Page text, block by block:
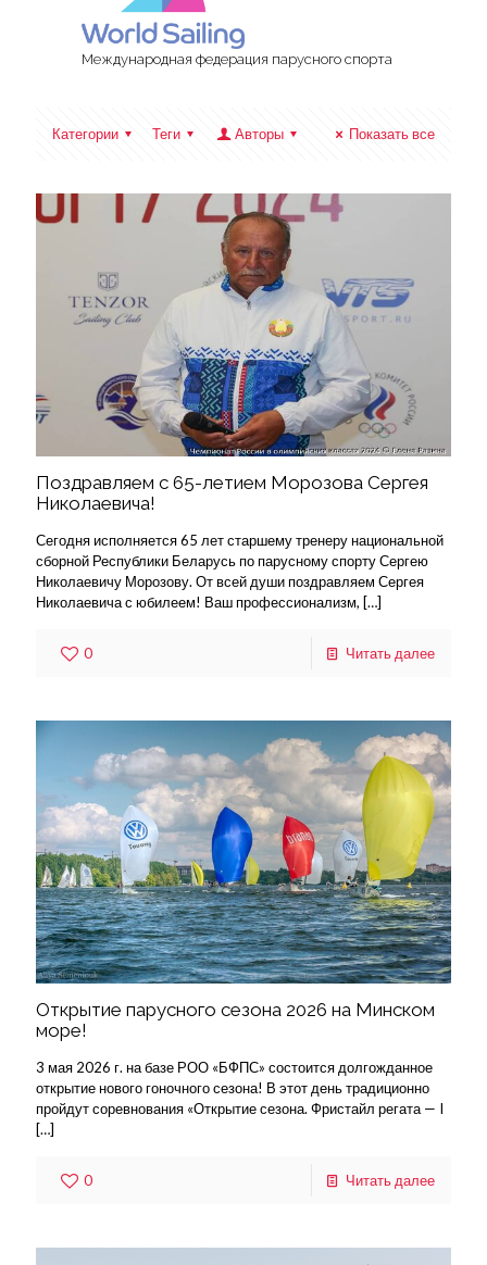
Международная федерация парусного спорта
Категории Теги Авторы Показать все
Поздравляем с 65-летием Морозова Сергея
Николаевича!
Сегодня исполняется 65 лет старшему тренеру национальной
сборной Республики Беларусь по парусному спорту Сергею
Николаевичу Морозову. От всей души поздравляем Сергея
Николаевича с юбилеем! Ваш профессионализм, […]
0 Читать далее
Открытие парусного сезона 2026 на Минском
море!
3 мая 2026 г. на базе РОО «БФПС» состоится долгожданное
открытие нового гоночного сезона! В этот день традиционно
пройдут соревнования «Открытие сезона. Фристайл регата — I
[…]
0 Читать далее